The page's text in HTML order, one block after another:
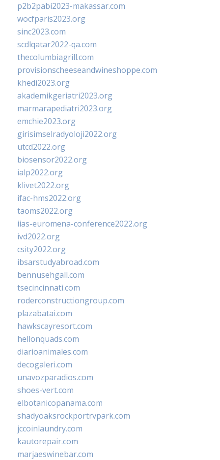
p2b2pabi2023-makassar.com
wocfparis2023.org
sinc2023.com
scdlqatar2022-qa.com
thecolumbiagrill.com
provisionscheeseandwineshoppe.com
khedi2023.org
akademikgeriatri2023.org
marmarapediatri2023.org
emchie2023.org
girisimselradyoloji2022.org
utcd2022.org
biosensor2022.org
ialp2022.org
klivet2022.org
ifac-hms2022.org
taoms2022.org
iias-euromena-conference2022.org
ivd2022.org
csity2022.org
ibsarstudyabroad.com
bennusehgall.com
tsecincinnati.com
roderconstructiongroup.com
plazabatai.com
hawkscayresort.com
hellonquads.com
diarioanimales.com
decogaleri.com
unavozparadios.com
shoes-vert.com
elbotanicopanama.com
shadyoaksrockportrvpark.com
jccoinlaundry.com
kautorepair.com
marjaeswinebar.com